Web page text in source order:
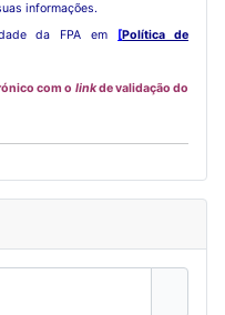
informações.
da FPA em
[Política de
com o linkde validação do